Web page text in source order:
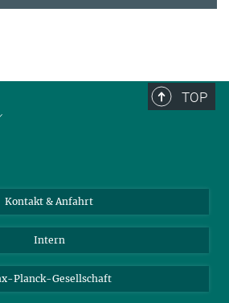
TOP
Kontakt & Anfahrt
Intern
Planck-Gesellschaft